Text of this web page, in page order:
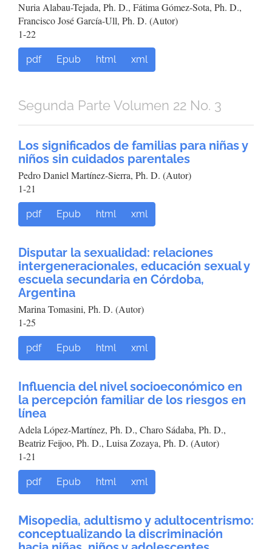
Nuria Alabau-Tejada, Ph. D., Fátima Gómez-Sota, Ph. D.,
Francisco José García-Ull, Ph. D. (Autor)
1-22
pdf Epub html xml
Segunda Parte Volumen 22 No. 3
Los significados de familias para niñas y
niños sin cuidados parentales
Pedro Daniel Martínez-Sierra, Ph. D. (Autor)
1-21
pdf Epub html xml
Disputar la sexualidad: relaciones
intergeneracionales, educación sexual y
escuela secundaria en Córdoba,
Argentina
Marina Tomasini, Ph. D. (Autor)
1-25
pdf Epub html xml
Influencia del nivel socioeconómico en
la percepción familiar de los riesgos en
línea
Adela López-Martínez, Ph. D., Charo Sádaba, Ph. D.,
Beatriz Feijoo, Ph. D., Luisa Zozaya, Ph. D. (Autor)
1-21
pdf Epub html xml
Misopedia, adultismo y adultocentrismo:
conceptualizando la discriminación